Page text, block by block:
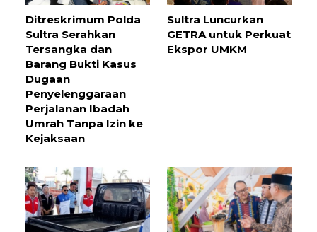
Ditreskrimum Polda
Sultra Serahkan
Tersangka dan
Barang Bukti Kasus
Dugaan
Penyelenggaraan
Perjalanan Ibadah
Umrah Tanpa Izin ke
Kejaksaan
Sultra Luncurkan
GETRA untuk Perkuat
Ekspor UMKM